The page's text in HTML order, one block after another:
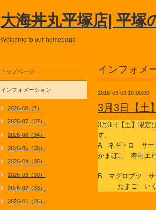
大海丼丸平塚店| 平塚
Welcome to our homepage
インフォメ
2018-03-03 10:00:00
3月3日【土
3月3日【土】限定
す。
A ネギトロ サー
かまぼこ 寿司エ
B マグロブツ サ
たまご いく
トップページ
インフォメーション
2026-08（7）
2026-07（27）
2026-06（34）
2026-05（30）
2026-04（35）
2026-03（30）
2026-02（33）
2026-01（26）